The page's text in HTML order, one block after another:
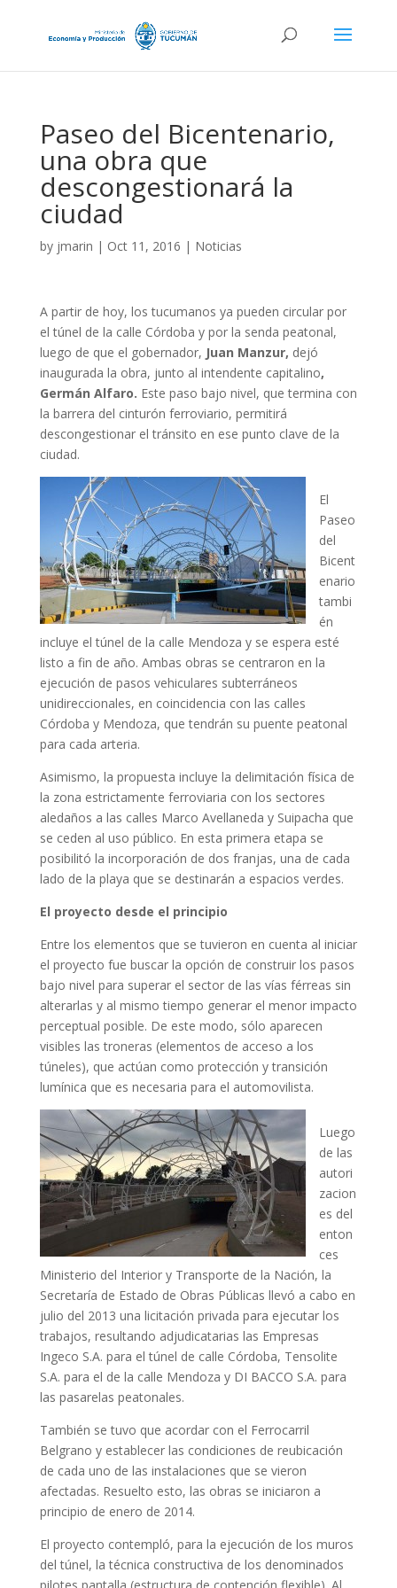
Paseo del Bicentenario,
una obra que
descongestionará la
ciudad
by jmarin | Oct 11, 2016 | Noticias
A partir de hoy, los tucumanos ya pueden circular por
el túnel de la calle Córdoba y por la senda peatonal,
luego de que el gobernador, Juan Manzur, dejó
inaugurada la obra, junto al intendente capitalino,
Germán Alfaro. Este paso bajo nivel, que termina con
la barrera del cinturón ferroviario, permitirá
descongestionar el tránsito en ese punto clave de la
ciudad.
El
Paseo
del
Bicent
enario
tambi
én
incluye el túnel de la calle Mendoza y se espera esté
listo a fin de año. Ambas obras se centraron en la
ejecución de pasos vehiculares subterráneos
unidireccionales, en coincidencia con las calles
Córdoba y Mendoza, que tendrán su puente peatonal
para cada arteria.
Asimismo, la propuesta incluye la delimitación física de
la zona estrictamente ferroviaria con los sectores
aledaños a las calles Marco Avellaneda y Suipacha que
se ceden al uso público. En esta primera etapa se
posibilitó la incorporación de dos franjas, una de cada
lado de la playa que se destinarán a espacios verdes.
El proyecto desde el principio
Entre los elementos que se tuvieron en cuenta al iniciar
el proyecto fue buscar la opción de construir los pasos
bajo nivel para superar el sector de las vías férreas sin
alterarlas y al mismo tiempo generar el menor impacto
perceptual posible. De este modo, sólo aparecen
visibles las troneras (elementos de acceso a los
túneles), que actúan como protección y transición
lumínica que es necesaria para el automovilista.
Luego
de las
autori
zacion
es del
enton
ces
Ministerio del Interior y Transporte de la Nación, la
Secretaría de Estado de Obras Públicas llevó a cabo en
julio del 2013 una licitación privada para ejecutar los
trabajos, resultando adjudicatarias las Empresas
Ingeco S.A. para el túnel de calle Córdoba, Tensolite
S.A. para el de la calle Mendoza y DI BACCO S.A. para
las pasarelas peatonales.
También se tuvo que acordar con el Ferrocarril
Belgrano y establecer las condiciones de reubicación
de cada uno de las instalaciones que se vieron
afectadas. Resuelto esto, las obras se iniciaron a
principio de enero de 2014.
El proyecto contempló, para la ejecución de los muros
del túnel, la técnica constructiva de los denominados